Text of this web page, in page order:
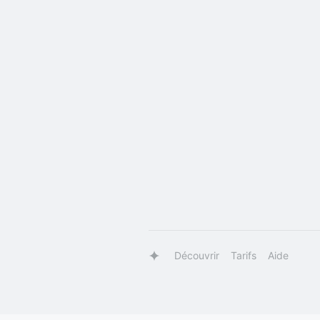
Découvrir Tarifs Aide